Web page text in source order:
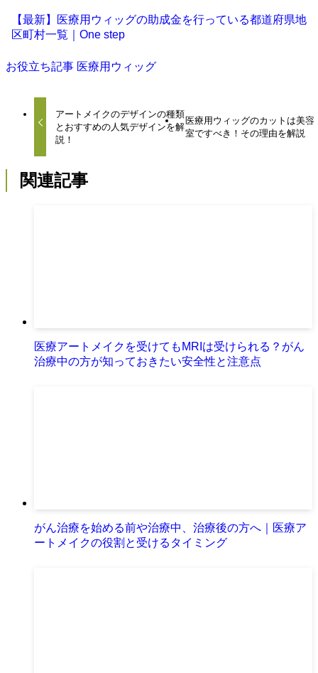
【最新】医療用ウィッグの助成金を行っている都道府県地
区町村一覧｜One step
お役立ち記事 医療用ウィッグ
アートメイクのデザインの種類
とおすすめの人気デザインを解
説！
医療用ウィッグのカットは美容
室ですべき！その理由を解説
関連記事
医療アートメイクを受けてもMRIは受けられる？がん
治療中の方が知っておきたい安全性と注意点
がん治療を始める前や治療中、治療後の方へ｜医療ア
ートメイクの役割と受けるタイミング